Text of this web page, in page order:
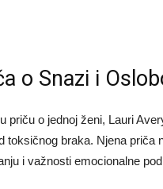
o Snazi i
o jednoj ženi, Lauri
toksičnog braka. Njena priča
i važnosti emocionalne